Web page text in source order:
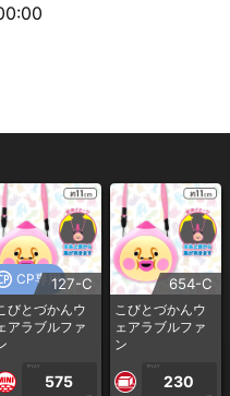
CP専用127-C
びとづかんウ
アラブルファ
1PLAY
575
654-C
こびとづかんウ
ェアラブルファ
ン
1PLAY
230